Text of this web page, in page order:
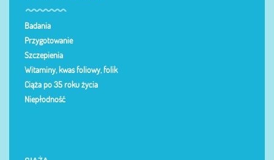
Badania
Przygotowanie
Szczepienia
Witaminy, kwas foliowy, folik
Ciąża po 35 roku życia
Niepłodność